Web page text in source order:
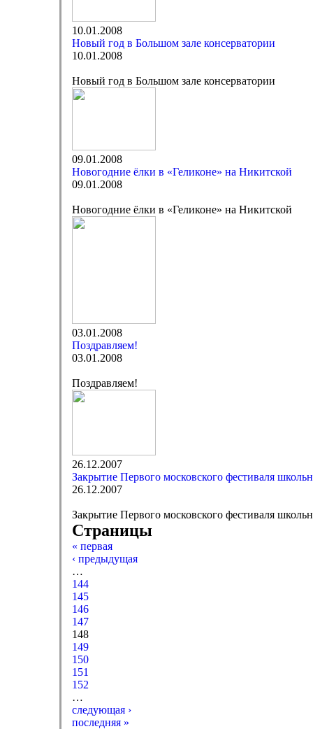
10.01.2008
Новый год в Большом зале консерватории
10.01.2008
Новый год в Большом зале консерватории
09.01.2008
Новогодние ёлки в «Геликоне» на Никитской
09.01.2008
Новогодние ёлки в «Геликоне» на Никитской
03.01.2008
Поздравляем!
03.01.2008
Поздравляем!
26.12.2007
Закрытие Первого московского фестиваля
26.12.2007
Закрытие Первого московского фестиваля
Страницы
« первая
‹ предыдущая
…
144
145
146
147
148
149
150
151
152
…
следующая ›
последняя »